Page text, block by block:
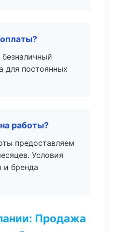
для постоянных
работы?
предоставляем
Условия
и бренда
Продажа